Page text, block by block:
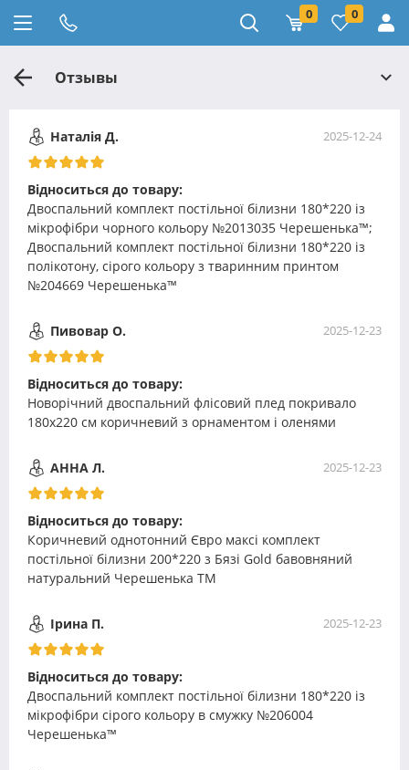
0 0
Отзывы
Наталія Д. 2025-12-24
Відноситься до товару:
Двоспальний комплект постільної білизни 180*220 із
мікрофібри чорного кольору №2013035 Черешенька™;
Двоспальний комплект постільної білизни 180*220 із
полікотону, сірого кольору з тваринним принтом
№204669 Черешенька™
Пивовар О. 2025-12-23
Відноситься до товару:
Новорічний двоспальний флісовий плед покривало
180х220 см коричневий з орнаментом і оленями
АННА Л. 2025-12-23
Відноситься до товару:
Коричневий однотонний Євро максі комплект
постільної білизни 200*220 з Бязі Gold бавовняний
натуральний Черешенька ТМ
Ірина П. 2025-12-23
Відноситься до товару:
Двоспальний комплект постільної білизни 180*220 із
мікрофібри сірого кольору в смужку №206004
Черешенька™